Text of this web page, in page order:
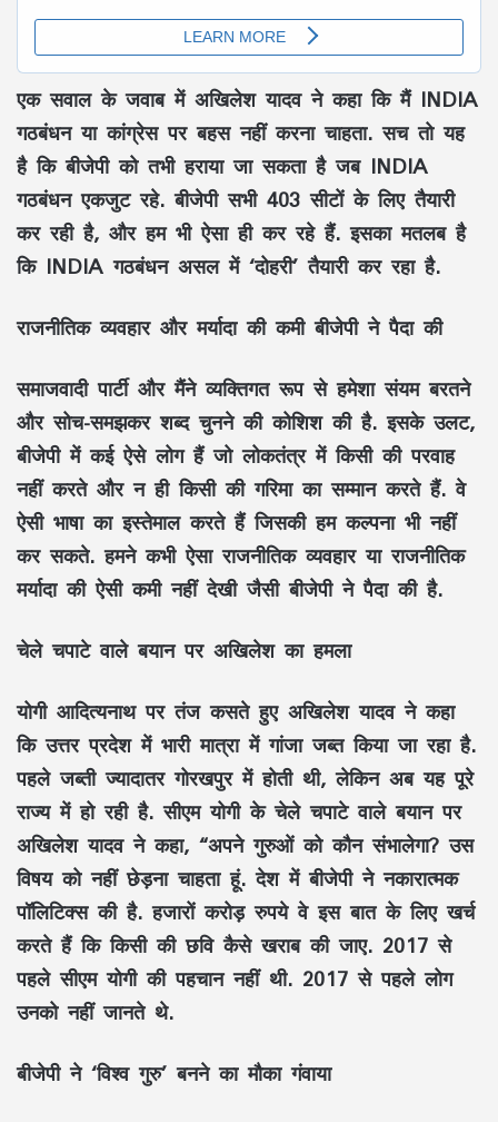
एक सवाल के जवाब में अखिलेश यादव ने कहा कि मैं INDIA
गठबंधन या कांग्रेस पर बहस नहीं करना चाहता. सच तो यह
है कि बीजेपी को तभी हराया जा सकता है जब INDIA
गठबंधन एकजुट रहे. बीजेपी सभी 403 सीटों के लिए तैयारी
कर रही है, और हम भी ऐसा ही कर रहे हैं. इसका मतलब है
कि INDIA गठबंधन असल में ‘दोहरी’ तैयारी कर रहा है.
राजनीतिक व्यवहार और मर्यादा की कमी बीजेपी ने पैदा की
समाजवादी पार्टी और मैंने व्यक्तिगत रूप से हमेशा संयम बरतने
और सोच-समझकर शब्द चुनने की कोशिश की है. इसके उलट,
बीजेपी में कई ऐसे लोग हैं जो लोकतंत्र में किसी की परवाह
नहीं करते और न ही किसी की गरिमा का सम्मान करते हैं. वे
ऐसी भाषा का इस्तेमाल करते हैं जिसकी हम कल्पना भी नहीं
कर सकते. हमने कभी ऐसा राजनीतिक व्यवहार या राजनीतिक
मर्यादा की ऐसी कमी नहीं देखी जैसी बीजेपी ने पैदा की है.
चेले चपाटे वाले बयान पर अखिलेश का हमला
योगी आदित्यनाथ पर तंज कसते हुए अखिलेश यादव ने कहा
कि उत्तर प्रदेश में भारी मात्रा में गांजा जब्त किया जा रहा है.
पहले जब्ती ज्यादातर गोरखपुर में होती थी, लेकिन अब यह पूरे
राज्य में हो रही है. सीएम योगी के चेले चपाटे वाले बयान पर
अखिलेश यादव ने कहा, “अपने गुरुओं को कौन संभालेगा? उस
विषय को नहीं छेड़ना चाहता हूं. देश में बीजेपी ने नकारात्मक
पॉलिटिक्स की है. हजारों करोड़ रुपये वे इस बात के लिए खर्च
करते हैं कि किसी की छवि कैसे खराब की जाए. 2017 से
पहले सीएम योगी की पहचान नहीं थी. 2017 से पहले लोग
उनको नहीं जानते थे.
बीजेपी ने ‘विश्व गुरु’ बनने का मौका गंवाया